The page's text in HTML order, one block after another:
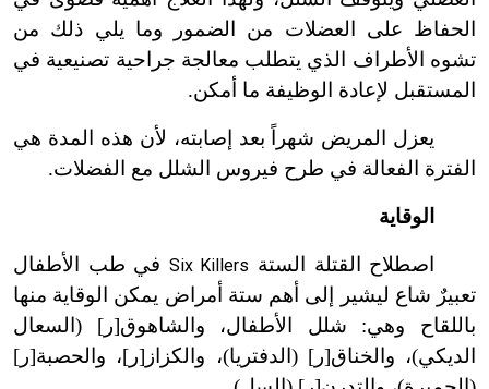
الحفاظ على العضلات من الضمور وما يلي ذلك من
تشوه الأطراف الذي يتطلب معالجة جراحية تصنيعية في
المستقبل لإعادة الوظيفة ما أمكن.
يعزل المريض شهراً بعد إصابته، لأن هذه المدة هي
الفترة الفعالة في طرح فيروس الشلل مع الفضلات.
الوقاية
اصطلاح القتلة الستة Six Killers في طب الأطفال
تعبيرٌ شاع ليشير إلى أهم ستة أمراض يمكن الوقاية منها
باللقاح وهي: شلل الأطفال، والشاهوق[ر] (السعال
الديكي)، والخناق[ر] (الدفتريا)، والكزاز[ر]، والحصبة[ر]